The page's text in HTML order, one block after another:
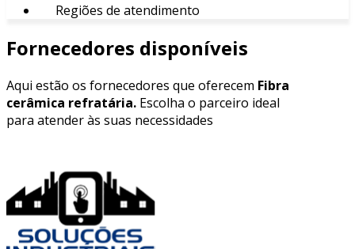
Regiões de atendimento
Fornecedores disponíveis
Aqui estão os fornecedores que oferecem Fibra
cerâmica refratária. Escolha o parceiro ideal
para atender às suas necessidades